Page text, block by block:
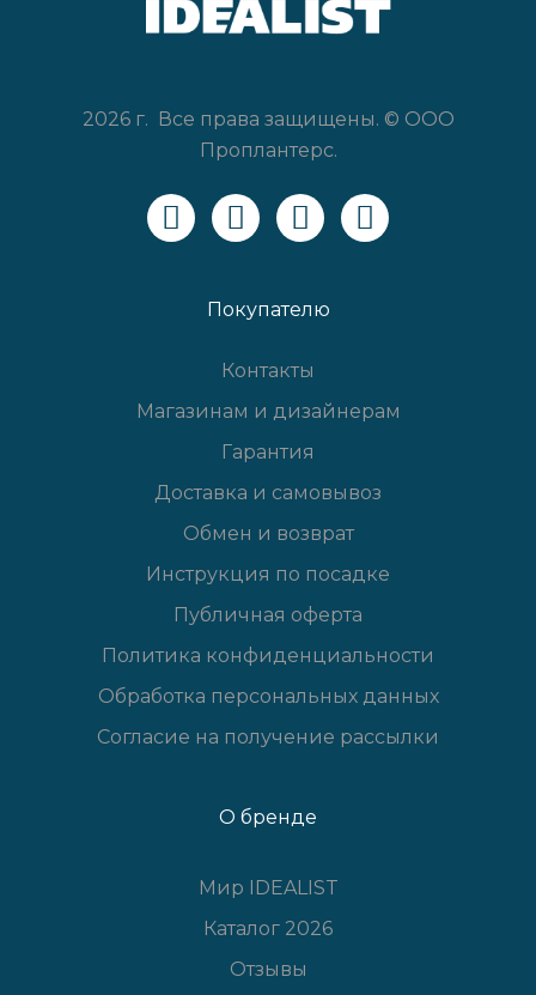
2026 г. Все права защищены. © ООО
Проплантерс.
Покупателю
Контакты
Магазинам и дизайнерам
Гарантия
Доставка и самовывоз
Обмен и возврат
Инструкция по посадке
Публичная оферта
Политика конфиденциальности
Обработка персональных данных
Согласие на получение рассылки
О бренде
Мир IDEALIST
Каталог 2026
Отзывы